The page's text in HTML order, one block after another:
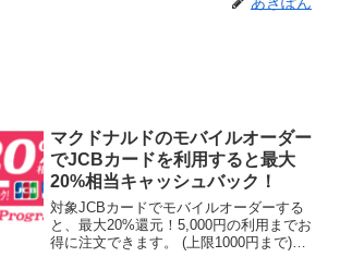
マクドナルドのモバイルオーダー
でJCBカードを利用すると最大
20%相当キャッシュバック！
対象JCBカードでモバイルオーダーする
と、最大20%還元！5,000円の利用までお
得に注文できます。 (上限1000円まで)期